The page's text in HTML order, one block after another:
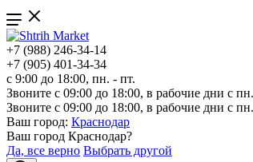
+7 (988) 246-34-14
+7 (905) 401-34-34
с 9:00 до 18:00, пн. - пт.
Звоните с 09:00 до 18:00, в рабочие дни с
Звоните с 09:00 до 18:00, в рабочие дни с
Ваш город: Краснодар
Ваш город Краснодар?
Да, все верно Выбрать другой